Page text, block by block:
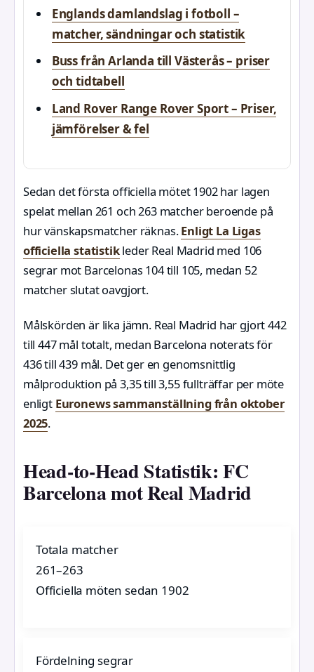
Englands damlandslag i fotboll –
matcher, sändningar och statistik
Buss från Arlanda till Västerås – priser
och tidtabell
Land Rover Range Rover Sport – Priser,
jämförelser & fel
Sedan det första officiella mötet 1902 har lagen
spelat mellan 261 och 263 matcher beroende på
hur vänskapsmatcher räknas.Enligt La Ligas
officiella statistikleder Real Madrid med 106
segrar mot Barcelonas 104 till 105, medan 52
matcher slutat oavgjort.
Målskörden är lika jämn. Real Madrid har gjort 442
till 447 mål totalt, medan Barcelona noterats för
436 till 439 mål. Det ger en genomsnittlig
målproduktion på 3,35 till 3,55 fullträffar per möte
enligt Euronews sammanställning från oktober
2025.
Head-to-Head Statistik: FC
Barcelona mot Real Madrid
Totala matcher
261–263
Officiella möten sedan 1902
Fördelning segrar